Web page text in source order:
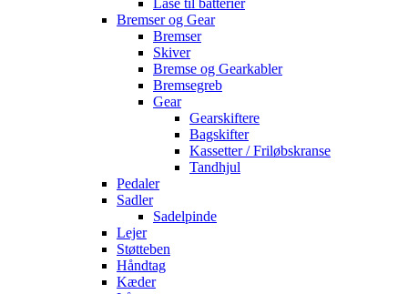
Låse til batterier
Bremser og Gear
Bremser
Skiver
Bremse og Gearkabler
Bremsegreb
Gear
Gearskiftere
Bagskifter
Kassetter / Friløbskranse
Tandhjul
Pedaler
Sadler
Sadelpinde
Lejer
Støtteben
Håndtag
Kæder